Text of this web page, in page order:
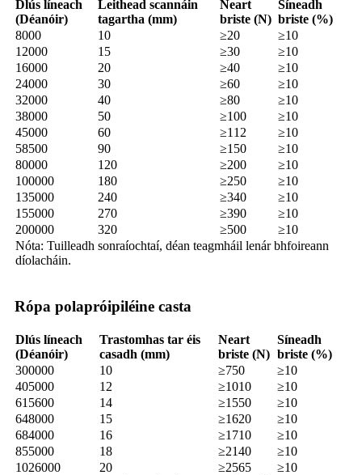
Dlús líneach
(Déanóir)
Leithead scannáin
tagartha (mm)
Neart
briste (N)
Síneadh
briste (%)
8000
10 ≥20
≥10
12000
15 ≥30
≥10
16000
20 ≥40
≥10
24000
30 ≥60
≥10
32000
40 ≥80
≥10
38000
50 ≥100
≥10
45000
60 ≥112
≥10
58500
90 ≥150
≥10
80000
120 ≥200
≥10
100000
180 ≥250
≥10
135000
240 ≥340
≥10
155000
270 ≥390
≥10
200000
320 ≥500
≥10
Nóta: Tuilleadh sonraíochtaí, déan teagmháil lenár bhfoireann
díolacháin.
Rópa polapróipiléine casta
Dlús líneach
(Déanóir)
Trastomhas tar éis
casadh (mm)
Neart
briste (N)
Síneadh
briste (%)
300000
10 ≥750
≥10
405000
12 ≥1010
≥10
615600
14 ≥1550
≥10
648000
15 ≥1620
≥10
684000
16 ≥1710
≥10
855000
18 ≥2140
≥10
1026000
20 ≥2565
≥10